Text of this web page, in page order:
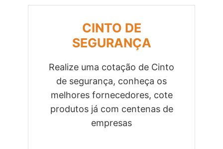
CINTO DE
SEGURANÇA
Realize uma cotação de Cinto
de segurança, conheça os
melhores fornecedores, cote
produtos já com centenas de
empresas